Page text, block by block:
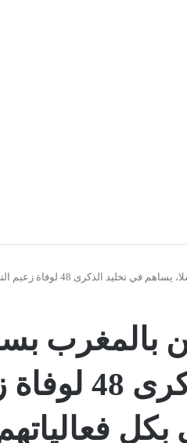
الاتحاد العام للشغالين بالمغرب
بالمغرب
يساهم في تخليد
بكل